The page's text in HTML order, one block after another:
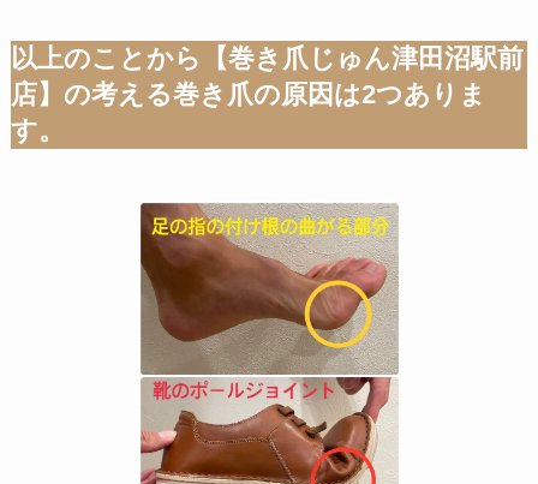
以上のことから【巻き爪じゅん津田沼駅前
店】の考える巻き爪の原因は2つありま
す。